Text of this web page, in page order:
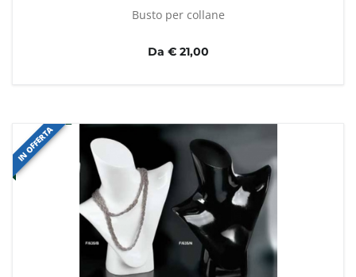
Busto per collane
Da € 21,00
IN OFFERTA